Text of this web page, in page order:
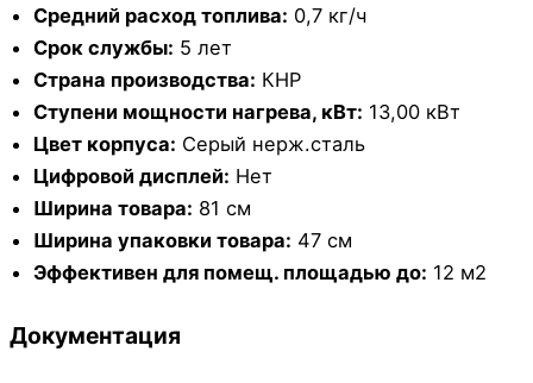
Средний расход топлива: 0,7 кг/ч
Срок службы: 5 лет
Страна производства: КНР
Ступени мощности нагрева, кВт: 13,00 кВт
Цвет корпуса: Серый нерж.сталь
Цифровой дисплей: Нет
Ширина товара: 81 см
Ширина упаковки товара: 47 см
Эффективен для помещ. площадью до: 12 м2
Документация